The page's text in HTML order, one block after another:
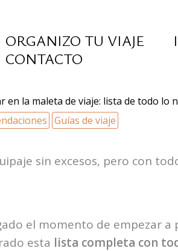
ORGANIZO TU VIAJE
CONTACTO
en la maleta de viaje: lista de todo lo
Guías de viaje
sin excesos, pero con
el momento de empezar
esta lista completa con